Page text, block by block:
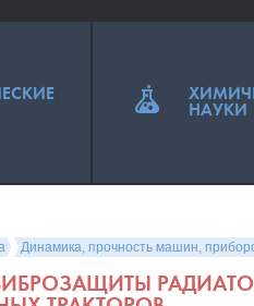
Динамика, прочность машин,
НАУКИ